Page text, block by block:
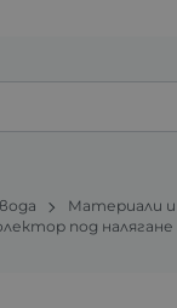
Материали и
под налягане